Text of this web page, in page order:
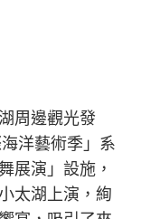
周邊觀光發
洋藝術季」系
展演」設施，
太湖上演，絢